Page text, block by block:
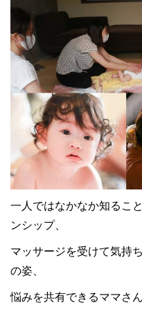
一人ではなかなか知るこ
ンシップ、
マッサージを受けて気持
の姿、
悩みを共有できるママさ